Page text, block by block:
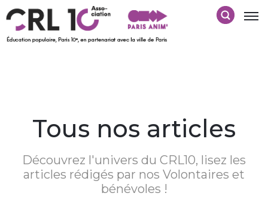
Tous nos articles
Découvrez l'univers du CRL10, lisez les
articles rédigés par nos Volontaires et
bénévoles !